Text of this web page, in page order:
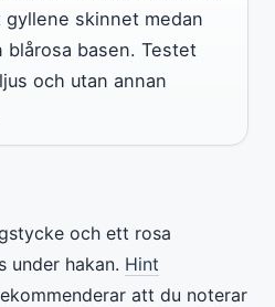
skinnet medan
blårosa basen. Testet
och utan annan
och ett rosa
under hakan. Hint
att du noterar